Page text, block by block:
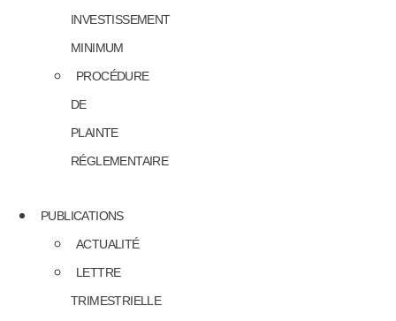
INVESTISSEMENT
MINIMUM
PROCÉDURE
DE
PLAINTE
RÉGLEMENTAIRE
PUBLICATIONS
ACTUALITÉ
LETTRE
TRIMESTRIELLE